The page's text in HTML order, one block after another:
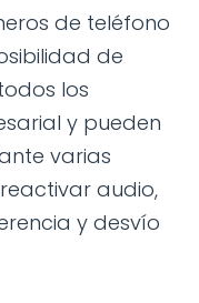
de teléfono
de
los
y pueden
varias
audio,
y desvío